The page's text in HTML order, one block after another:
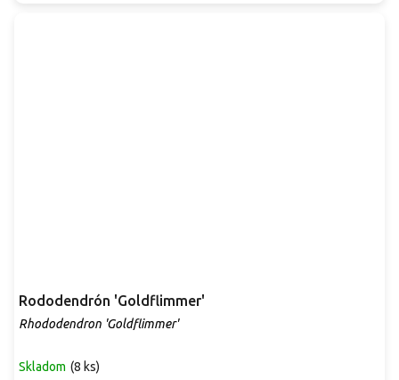
Rododendrón 'Goldflimmer'
Rhododendron 'Goldflimmer'
Skladom (8 ks)